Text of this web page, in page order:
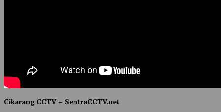
Cikarang CCTV – SentraCCTV.net